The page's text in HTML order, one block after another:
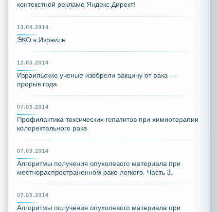
контекстной рекламе Яндекс.Директ!
13.04.2014
ЭКО в Израиле
12.03.2014
Израильские ученые изобрели вакцину от рака —
прорыв года
07.03.2014
Профилактика токсических гепатитов при химиотерапии
колоректального рака
07.03.2014
Алгоритмы получения опухолевого материала при
местнораспространенном раке легкого. Часть 3.
07.03.2014
Алгоритмы получения опухолевого материала при